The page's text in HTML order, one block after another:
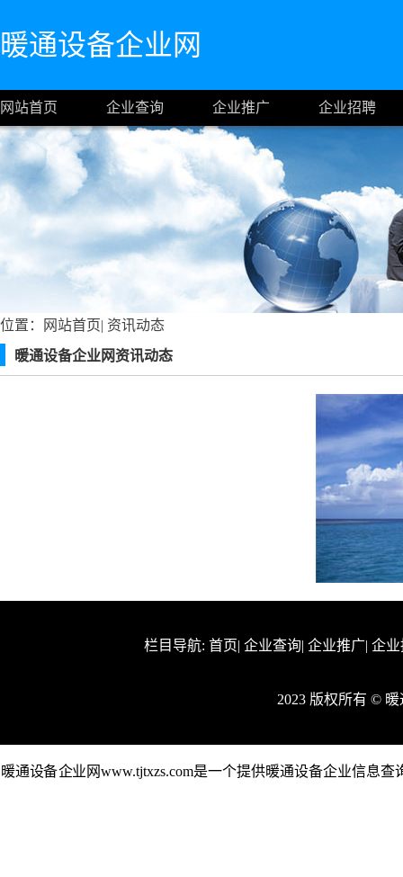
暖通设备企业网
网站首页 企业查询 企业推广 企业招聘
位置： 网站首页| 资讯动态
暖通设备企业网资讯动态
栏目导航: 首页| 企业查询| 企业推广| 企
2023 版权所有 ©
暖通设备企业网www.tjtxzs.com是一个提供暖通设备企业信息